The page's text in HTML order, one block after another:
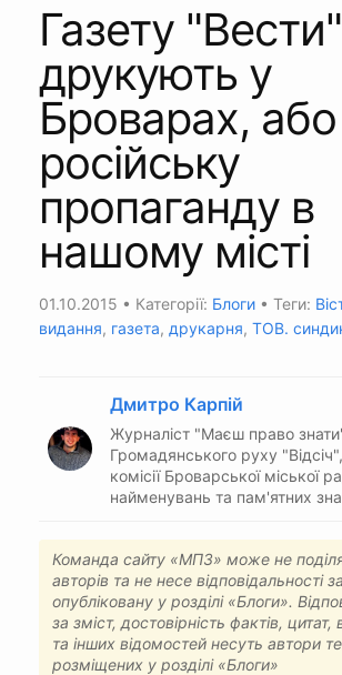
Газету "Вести"
друкують у
Броварах,
російську
пропаганду в
нашому місті
01.10.2015 • Категорії: Блоги • Теги:
видання, газета, друкарня, ТОВ.
Дмитро Карпій
Журналіст "Маєш право
Громадянського руху
комісії Броварської міської
найменувань та пам'ятних
Команда сайту «МПЗ» може не
авторів та не несе відповідальності
опубліковану у розділі «Блоги».
за зміст, достовірність фактів,
та інших відомостей несуть автори
розміщених у розділі «Блоги»